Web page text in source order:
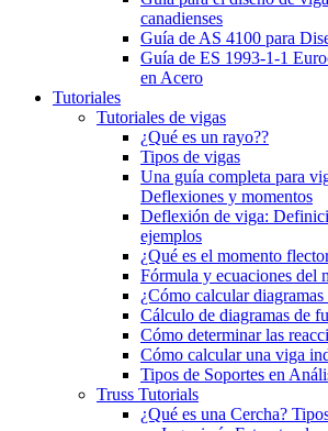
canadienses
Guía de AS 4100 para
Guía de ES 1993-1-1
en Acero
Tutoriales
Tutoriales de vigas
¿Qué es un rayo??
Tipos de vigas
Una guía completa para
Deflexiones y momentos
Deflexión de viga:
ejemplos
¿Qué es el momento
Fórmula y ecuaciones del
¿Cómo calcular
Cálculo de diagramas de
Cómo determinar las
Cómo calcular una viga
Tipos de Soportes en
Truss Tutorials
¿Qué es una Cercha?